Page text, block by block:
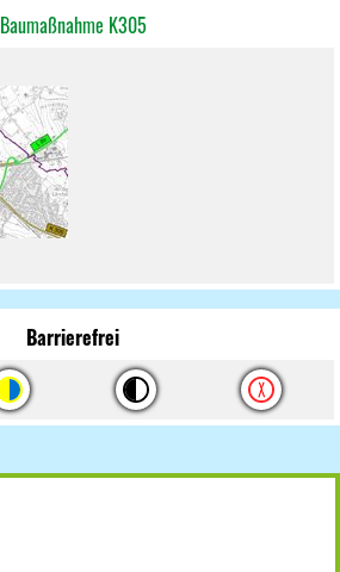
Baumaßnahme K305
Barrierefrei